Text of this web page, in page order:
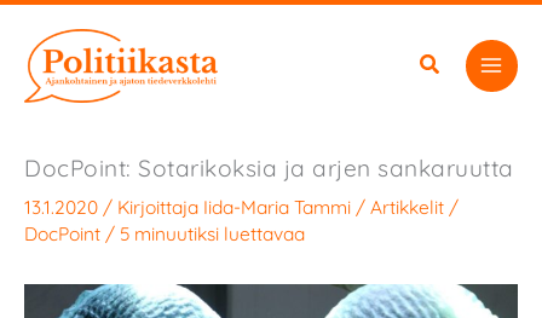
sisältöön
DocPoint: Sotarikoksia ja arjen sankaruutta
13.1.2020 / Kirjoittaja Iida-Maria Tammi / Artikkelit /
DocPoint / 5 minuutiksi luettavaa